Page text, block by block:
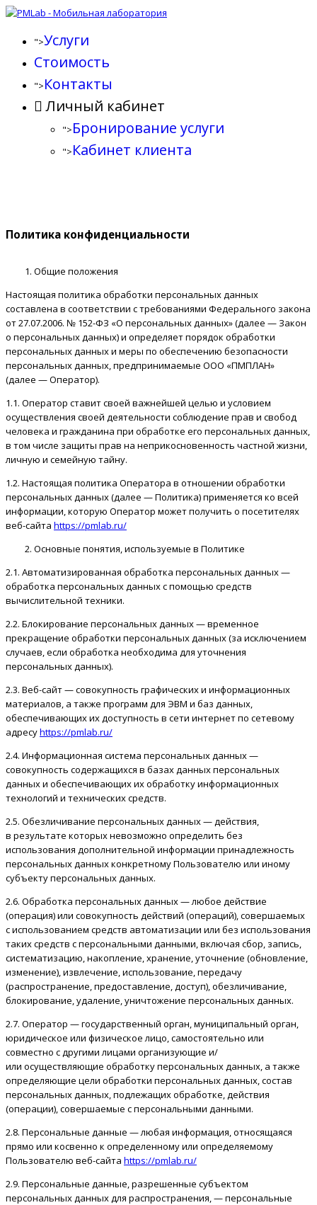
">Услуги
Стоимость
">Контакты
Личный кабинет
">Бронирование услуги
">Кабинет клиента
Политика конфиденциальности
Общие положения
Настоящая политика обработки персональных данных
составлена в соответствии с требованиями Федерального закона
от 27.07.2006. № 152-ФЗ «О персональных данных» (далее — Закон
о персональных данных) и определяет порядок обработки
персональных данных и меры по обеспечению безопасности
персональных данных, предпринимаемые OOO «ПМПЛАН»
(далее — Оператор).
1.1. Оператор ставит своей важнейшей целью и условием
осуществления своей деятельности соблюдение прав и свобод
человека и гражданина при обработке его персональных данных,
в том числе защиты прав на неприкосновенность частной жизни,
личную и семейную тайну.
1.2. Настоящая политика Оператора в отношении обработки
персональных данных (далее — Политика) применяется ко всей
информации, которую Оператор может получить о посетителях
веб-сайта https://pmlab.ru/
Основные понятия, используемые в Политике
2.1. Автоматизированная обработка персональных данных —
обработка персональных данных с помощью средств
вычислительной техники.
2.2. Блокирование персональных данных — временное
прекращение обработки персональных данных (за исключением
случаев, если обработка необходима для уточнения
персональных данных).
2.3. Веб-сайт — совокупность графических и информационных
материалов, а также программ для ЭВМ и баз данных,
обеспечивающих их доступность в сети интернет по сетевому
адресуhttps://pmlab.ru/
2.4. Информационная система персональных данных —
совокупность содержащихся в базах данных персональных
данных и обеспечивающих их обработку информационных
технологий и технических средств.
2.5. Обезличивание персональных данных — действия,
в результате которых невозможно определить без
использования дополнительной информации принадлежность
персональных данных конкретному Пользователю или иному
субъекту персональных данных.
2.6. Обработка персональных данных — любое действие
(операция) или совокупность действий (операций), совершаемых
с использованием средств автоматизации или без использования
таких средств с персональными данными, включая сбор, запись,
систематизацию, накопление, хранение, уточнение (обновление,
изменение), извлечение, использование, передачу
(распространение, предоставление, доступ), обезличивание,
блокирование, удаление, уничтожение персональных данных.
2.7. Оператор — государственный орган, муниципальный орган,
юридическое или физическое лицо, самостоятельно или
совместно с другими лицами организующие и/
или осуществляющие обработку персональных данных, а также
определяющие цели обработки персональных данных, состав
персональных данных, подлежащих обработке, действия
(операции), совершаемые с персональными данными.
2.8. Персональные данные — любая информация, относящаяся
прямо или косвенно к определенному или определяемому
Пользователю веб-сайта https://pmlab.ru/
2.9. Персональные данные, разрешенные субъектом
персональных данных для распространения, — персональные